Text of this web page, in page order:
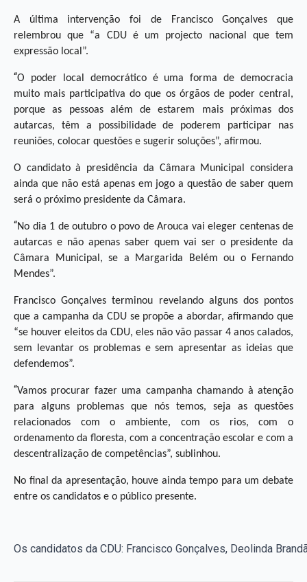
A última intervenção foi de Francisco Gonçalves que
relembrou que “a CDU é um projecto nacional que tem
expressão local”.
“O poder local democrático é uma forma de democracia
muito mais participativa do que os órgãos de poder central,
porque as pessoas além de estarem mais próximas dos
autarcas, têm a possibilidade de poderem participar nas
reuniões, colocar questões e sugerir soluções”, afirmou.
O candidato à presidência da Câmara Municipal considera
ainda que não está apenas em jogo a questão de saber quem
será o próximo presidente da Câmara.
“No dia 1 de outubro o povo de Arouca vai eleger centenas de
autarcas e não apenas saber quem vai ser o presidente da
Câmara Municipal, se a Margarida Belém ou o Fernando
Mendes”.
Francisco Gonçalves terminou revelando alguns dos pontos
que a campanha da CDU se propõe a abordar, afirmando que
“se houver eleitos da CDU, eles não vão passar 4 anos calados,
sem levantar os problemas e sem apresentar as ideias que
defendemos”.
“Vamos procurar fazer uma campanha chamando à atenção
para alguns problemas que nós temos, seja as questões
relacionados com o ambiente, com os rios, com o
ordenamento da floresta, com a concentração escolar e com a
descentralização de competências”, sublinhou.
No final da apresentação, houve ainda tempo para um debate
entre os candidatos e o público presente.
Os candidatos da CDU: Francisco Gonçalves, Deolinda